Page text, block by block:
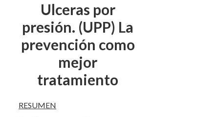
Ulceras por
presión. (UPP) La
prevención como
mejor
tratamiento
RESUMEN